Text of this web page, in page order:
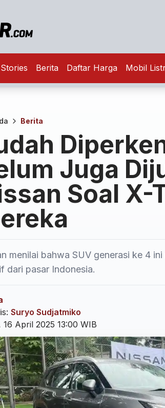
Berita Daftar Harga Mobil
Berita
Juga
Soal X-
menilai bahwa SUV generasi ke 4
dari pasar Indonesia.
Suryo Sudjatmiko
16 April 2025 13:00 WIB